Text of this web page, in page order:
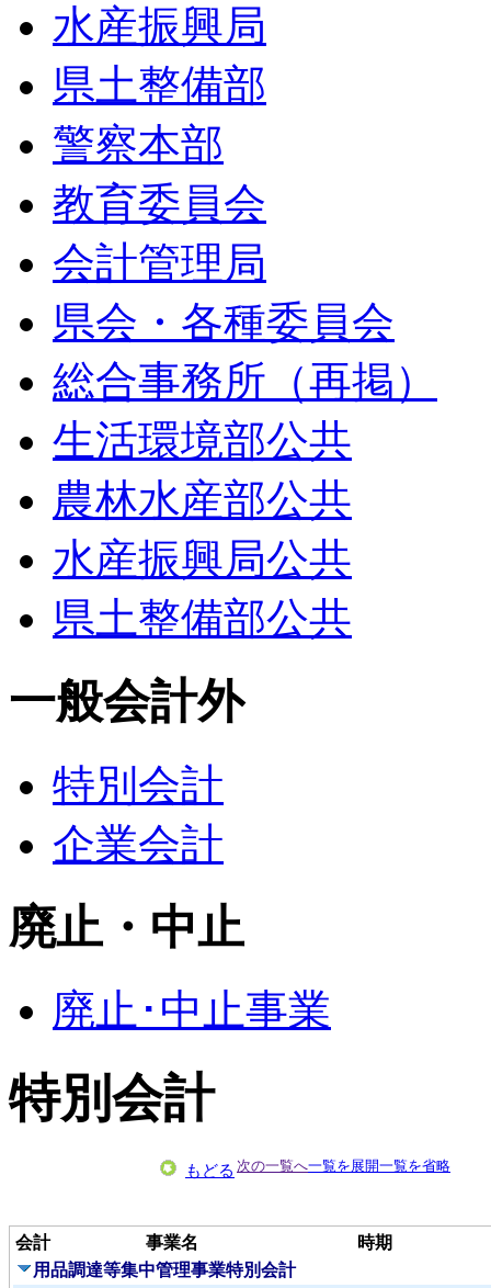
水産振興局
県土整備部
警察本部
教育委員会
会計管理局
県会・各種委員会
総合事務所（再掲）
生活環境部公共
農林水産部公共
水産振興局公共
県土整備部公共
一般会計外
特別会計
企業会計
廃止・中止
廃止･中止事業
特別会計
もどる 次の一覧へ一覧を展開一覧を省略
会計 事業名
時期
用品調達等集中管理事業特別会計